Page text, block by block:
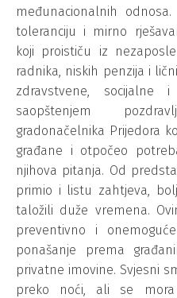
međunacionalnih
toleranciju i mirno
koji proističu iz
radnika, niskih penzija i
zdravstvene, socijalne
saopštenjem
gradonačelnika Prijedora
građane i otpočeo
njihova pitanja. Od
primio i listu zahtjeva,
taložili duže vremena.
preventivno i
ponašanje prema
privatne imovine. Svjesni
preko noći, ali se